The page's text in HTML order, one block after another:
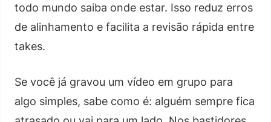
todo mundo saiba onde estar. Isso reduz erros
de alinhamento e facilita a revisão rápida entre
takes.
Se você já gravou um vídeo em grupo para
algo simples, sabe como é: alguém sempre fica